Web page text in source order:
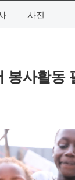
사진
봉사활동